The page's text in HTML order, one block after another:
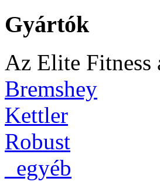
Gyártók
Az Elite
Bremshey
Kettler
Robust
_egyéb